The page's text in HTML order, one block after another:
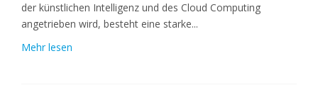
der künstlichen Intelligenz und des Cloud Computing
angetrieben wird, besteht eine starke...
Mehr lesen